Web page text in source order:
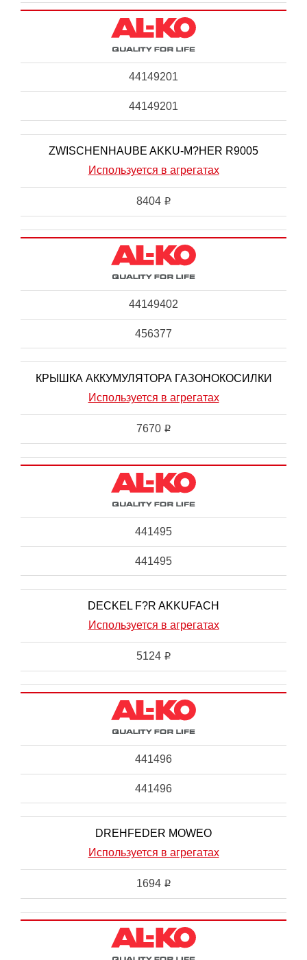
44149201
44149201
ZWISCHENHAUBE AKKU-M?HER R9005
Используется в агрегатах
8404 i
44149402
456377
КРЫШКА АККУМУЛЯТОРА ГАЗОНОКОСИЛКИ
Используется в агрегатах
7670 i
441495
441495
DECKEL F?R AKKUFACH
Используется в агрегатах
5124 i
441496
441496
DREHFEDER MOWEO
Используется в агрегатах
1694 i